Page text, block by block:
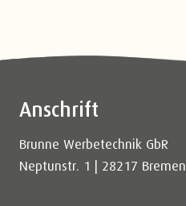
Anschrift
Brunne Werbetechnik GbR
Neptunstr. 1 | 28217 Bremen